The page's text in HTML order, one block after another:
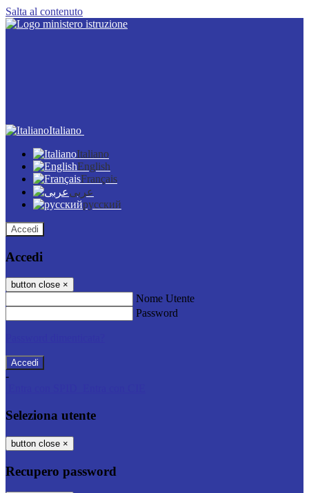
Salta al contenuto
Italiano
Italiano
English
Français
عربى
русский
Accedi
Accedi
button close ×
Nome Utente
Password
-
Seleziona utente
button close ×
Recupero password